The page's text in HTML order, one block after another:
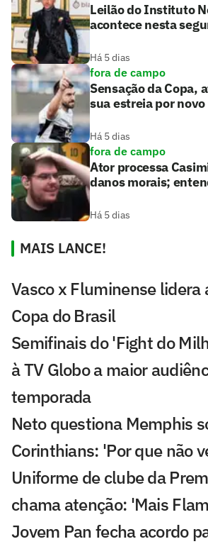
Leilão do Instituto
acontece nesta
Há 5 dias
fora de campo
Sensação da Copa,
sua estreia por
Há 5 dias
fora de campo
Ator processa
danos morais;
Há 5 dias
MAIS LANCE!
Vasco x Fluminense lidera
Copa do Brasil
Semifinais do 'Fight do
à TV Globo a maior
temporada
Neto questiona Memphis
Corinthians: 'Por que não
Uniforme de clube da
chama atenção: 'Mais
Jovem Pan fecha acordo